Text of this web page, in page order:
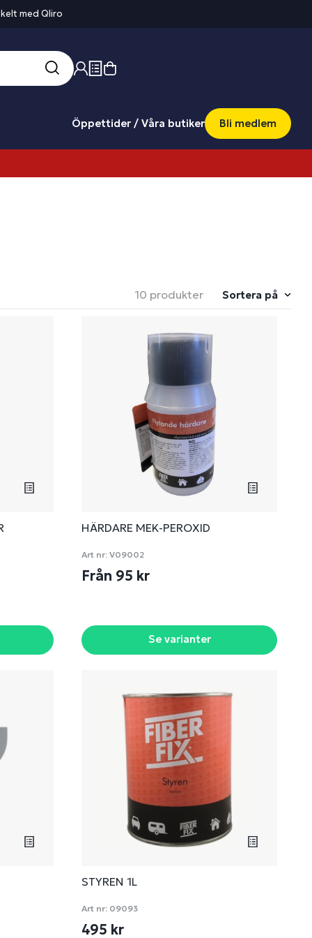
med Qliro
Öppettider / Våra butiker Bli medlem
10 produkter Sortera på
HÄRDARE MEK-PEROXID
Art nr: V09002
Från 95 kr
Se varianter
STYREN 1L
Art nr: 09093
495 kr